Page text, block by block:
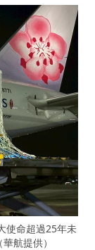
使命超過25年未
航提供）